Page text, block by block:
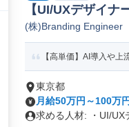
【UI/UXデザイ
(株)Branding Engineer
【高単価】AI導入や
東京都
月給50万円～100万円
求める人材: ・UI/UX